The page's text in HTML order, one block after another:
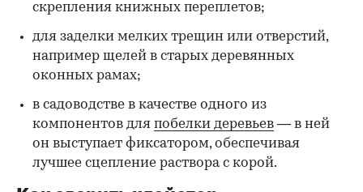
скрепления книжных переплетов;
для заделки мелких трещин или отверстий,
например щелей в старых деревянных
оконных рамах;
в садоводстве в качестве одного из
компонентов для побелки деревьев — в ней
он выступает фиксатором, обеспечивая
лучшее сцепление раствора с корой.